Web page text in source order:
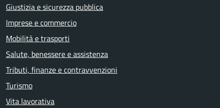
Giustizia e sicurezza pubblica
Imprese e commercio
Mobilità e trasporti
Salute, benessere e assistenza
Tributi, finanze e contravvenzioni
Turismo
Vita lavorativa